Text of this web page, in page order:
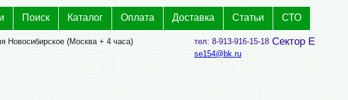
Поиск Каталог Оплата Доставка Статьи СТО
Сектор Е
тел: 8-913-916-15-18
se154@bk.ru
Новосибирское (Москва + 4 часа)